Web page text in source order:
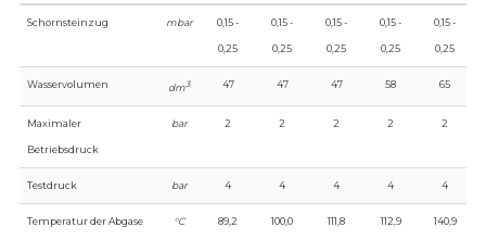
Schornsteinzug mbar 0,15 -
0,25
0,15 -
0,25
0,15 -
0,25
0,15 -
0,25
0,15 -
0,25
Wasservolumen dm3 47 47 47 58 65
Maximaler
Betriebsdruck
bar 2 2 2 2 2
Testdruck bar 4 4 4 4 4
Temperatur der Abgase °C 89,2 100,0 111,8 112,9 140,9